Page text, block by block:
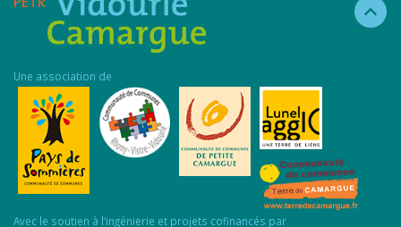
Une association de
Avec le soutien à l’ingénierie et projets cofinancés par